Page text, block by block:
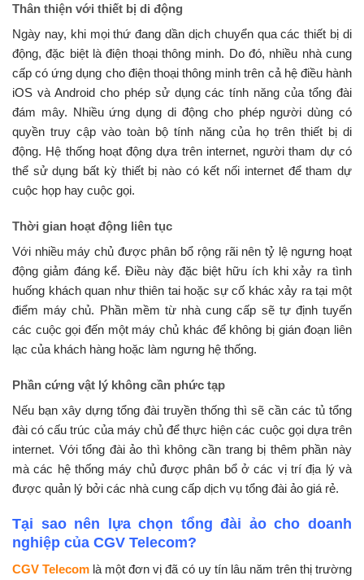
Thân thiện với thiết bị di động
Ngày nay, khi mọi thứ đang dần dịch chuyển qua các thiết bị di
động, đặc biệt là điện thoại thông minh. Do đó, nhiều nhà cung
cấp có ứng dụng cho điện thoại thông minh trên cả hệ điều hành
iOS và Android cho phép sử dụng các tính năng của tổng đài
đám mây. Nhiều ứng dụng di động cho phép người dùng có
quyền truy cập vào toàn bộ tính năng của họ trên thiết bị di
động. Hệ thống hoạt động dựa trên internet, người tham dự có
thể sử dụng bất kỳ thiết bị nào có kết nối internet để tham dự
cuộc họp hay cuộc gọi.
Thời gian hoạt động liên tục
Với nhiều máy chủ được phân bổ rộng rãi nên tỷ lệ ngưng hoạt
động giảm đáng kể. Điều này đặc biệt hữu ích khi xảy ra tình
huống khách quan như thiên tai hoặc sự cố khác xảy ra tại một
điểm máy chủ. Phần mềm từ nhà cung cấp sẽ tự định tuyến
các cuộc gọi đến một máy chủ khác để không bị gián đoạn liên
lạc của khách hàng hoặc làm ngưng hệ thống.
Phần cứng vật lý không cần phức tạp
Nếu bạn xây dựng tổng đài truyền thống thì sẽ cần các tủ tổng
đài có cấu trúc của máy chủ để thực hiện các cuộc gọi dựa trên
internet. Với tổng đài ảo thì không cần trang bị thêm phần này
mà các hệ thống máy chủ được phân bổ ở các vị trí địa lý và
được quản lý bởi các nhà cung cấp dịch vụ tổng đài ảo giá rẻ.
Tại sao nên lựa chọn tổng đài ảo cho doanh
nghiệp của CGV Telecom?
CGV Telecom là một đơn vị đã có uy tín lâu năm trên thị trường